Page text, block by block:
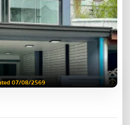
07/08/2569